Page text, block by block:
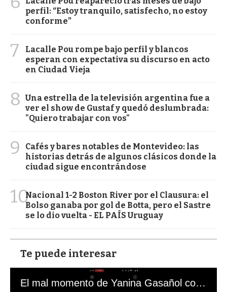
perfil: “Estoy tranquilo, satisfecho, no estoy
conforme”
7
Lacalle Pou rompe bajo perfil y blancos
esperan con expectativa su discurso en acto
en Ciudad Vieja
8 Una estrella de la televisión argentina fue a
ver el show de Gustaf y quedó deslumbrada:
"Quiero trabajar con vos"
9
Cafés y bares notables de Montevideo: las
historias detrás de algunos clásicos donde la
ciudad sigue encontrándose
10Nacional 1-2 Boston River por el Clausura: el
Bolso ganaba por gol de Botta, pero el Sastre
se lo dio vuelta - EL PAÍS Uruguay
Te puede interesar
El mal momento de Yanina Gasañol con un hincha argentino en "Subrayado"